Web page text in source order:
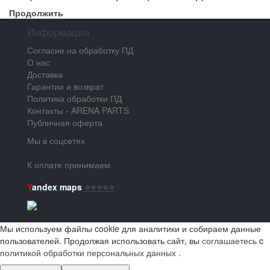
Продолжить
Информация
Согласие на обработку ПД
О нас
Доставка
Гарантии и возврат
Политика обработки ПД
Контакты - ARENA PARTS
Публичная оферта
Мы в соцсетях
К оплате принимаем
Yandex maps ⭐️⭐️⭐️⭐️⭐️
Мы используем файлы cookie для аналитики и собираем данные
пользователей. Продолжая использовать сайт, вы соглашаетесь c
политикой обработки персональных данных .